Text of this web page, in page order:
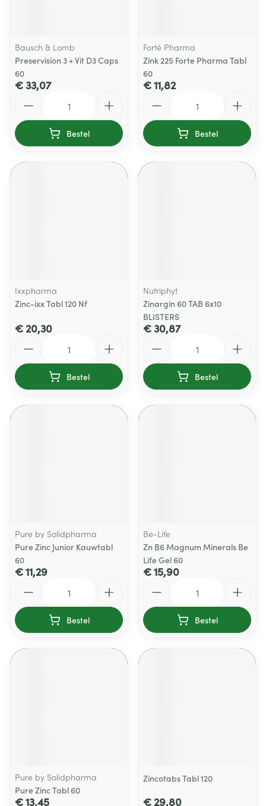
Bausch & Lomb
Preservision 3 + Vit D3 Caps
60
€ 33,07
Bestel
Forté Pharma
Zink 225 Forte Pharma Tabl
60
€ 11,82
Bestel
Ixxpharma
Zinc-ixx Tabl 120 Nf
€ 20,30
Bestel
Nutriphyt
Zinargin 60 TAB 6x10
BLISTERS
€ 30,87
Bestel
Pure by Solidpharma
Pure Zinc Junior Kauwtabl
60
€ 11,29
Bestel
Be-Life
Zn B6 Magnum Minerals Be
Life Gel 60
€ 15,90
Bestel
Pure by Solidpharma
Pure Zinc Tabl 60
€ 13,45
Zincotabs Tabl 120
€ 29,80